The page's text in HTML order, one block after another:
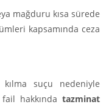
mağduru kısa sürede
kapsamında ceza
suçu nedeniyle
hakkında tazminat